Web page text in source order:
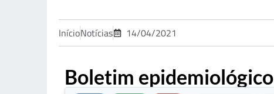
InícioNotícias 14/04/2021
Boletim epidemiológico.